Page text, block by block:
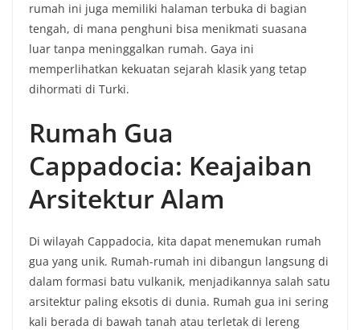
rumah ini juga memiliki halaman terbuka di bagian
tengah, di mana penghuni bisa menikmati suasana
luar tanpa meninggalkan rumah. Gaya ini
memperlihatkan kekuatan sejarah klasik yang tetap
dihormati di Turki.
Rumah Gua
Cappadocia: Keajaiban
Arsitektur Alam
Di wilayah Cappadocia, kita dapat menemukan rumah
gua yang unik. Rumah-rumah ini dibangun langsung di
dalam formasi batu vulkanik, menjadikannya salah satu
arsitektur paling eksotis di dunia. Rumah gua ini sering
kali berada di bawah tanah atau terletak di lereng